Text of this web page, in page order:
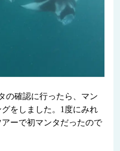
の確認に行ったら、マン
をしました。1度にみれ
ーで初マンタだったので